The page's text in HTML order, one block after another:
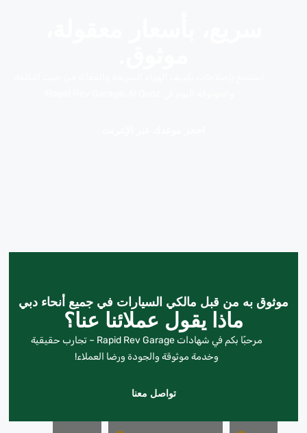
موثوق به من قبل مالكي السيارات في جميع أنحاء دبي
ماذا يقول عملائنا عنا؟
مرحبًا بكم في شهادات Rapid Rev Garage – تجارب حقيقية
وخدمة موثوقة والجودة ورضا العملاء!
تواصل معنا